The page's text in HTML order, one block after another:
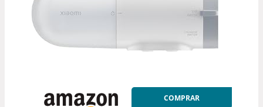
COMPRAR